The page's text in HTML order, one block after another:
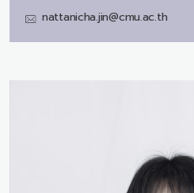
nattanicha.jin@cmu.ac.th